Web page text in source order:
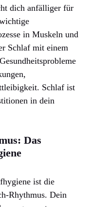
dich anfälliger für
in Muskeln und
Schlaf mit einem
Schlaf ist
in dein
Das
ist die
Rhythmus. Dein